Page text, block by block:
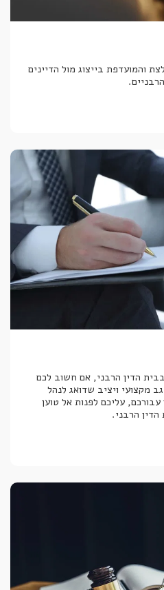
והמועדפת בייצוג מול הדיינים
הדין הרבני, אם חשוב לכם
מקצועי ויציב שדואג לנהל
עליכם לפנות אל טוען
הרבני.